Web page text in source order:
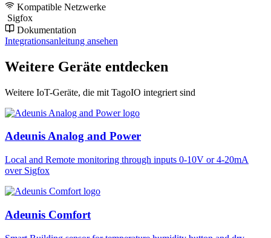
Kompatible Netzwerke
Sigfox
Dokumentation
Integrationsanleitung ansehen
Weitere Geräte entdecken
Weitere IoT-Geräte, die mit TagoIO integriert sind
Adeunis Analog and Power
Local and Remote monitoring through inputs 0-10V or 4-20mA
over Sigfox
Adeunis Comfort